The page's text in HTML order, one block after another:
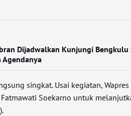
Dijadwalkan Kunjungi
Agendanya
singkat. Usai kegiatan,
Soekarno untuk